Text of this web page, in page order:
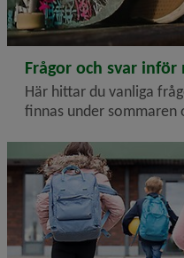
2026-06-17
Frågor och svar inför
Här hittar du vanliga
finnas under sommaren